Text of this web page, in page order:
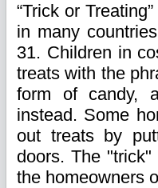
“Trick or
in many
31. Children in
treats with the
form of candy,
instead. Some
out treats by
doors. The
the homeowners